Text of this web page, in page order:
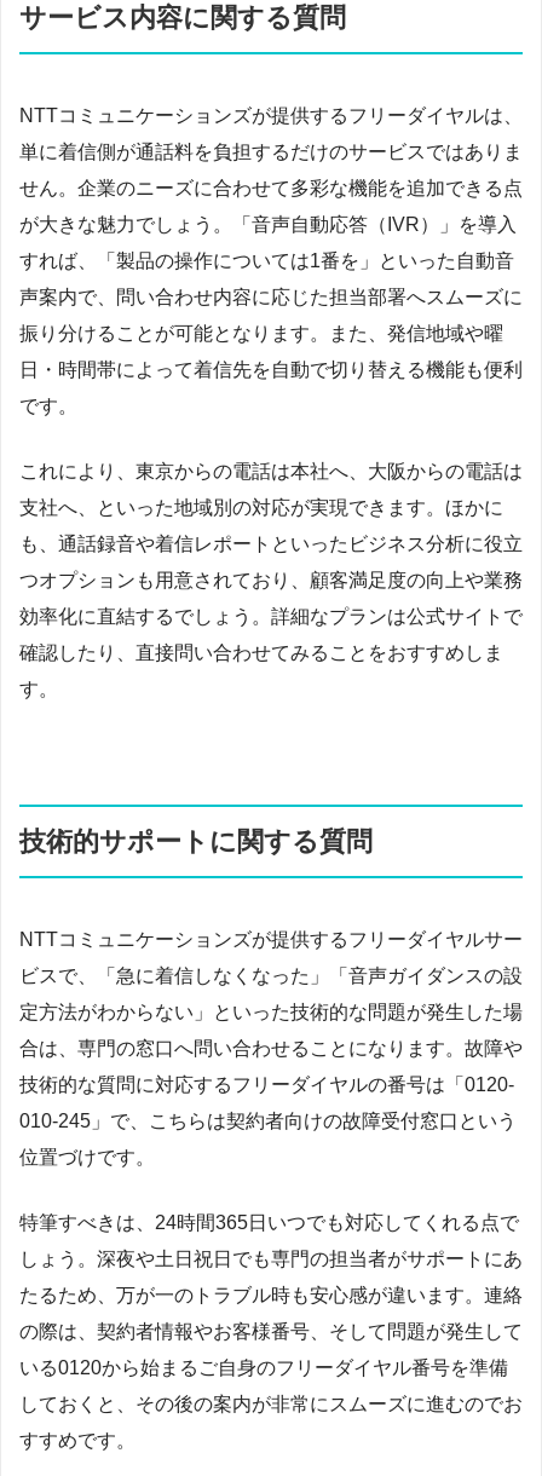
サービス内容に関する質問
NTTコミュニケーションズが提供するフリーダイヤルは、
単に着信側が通話料を負担するだけのサービスではありま
せん。企業のニーズに合わせて多彩な機能を追加できる点
が大きな魅力でしょう。「音声自動応答（IVR）」を導入
すれば、「製品の操作については1番を」といった自動音
声案内で、問い合わせ内容に応じた担当部署へスムーズに
振り分けることが可能となります。また、発信地域や曜
日・時間帯によって着信先を自動で切り替える機能も便利
です。
これにより、東京からの電話は本社へ、大阪からの電話は
支社へ、といった地域別の対応が実現できます。ほかに
も、通話録音や着信レポートといったビジネス分析に役立
つオプションも用意されており、顧客満足度の向上や業務
効率化に直結するでしょう。詳細なプランは公式サイトで
確認したり、直接問い合わせてみることをおすすめしま
す。
技術的サポートに関する質問
NTTコミュニケーションズが提供するフリーダイヤルサー
ビスで、「急に着信しなくなった」「音声ガイダンスの設
定方法がわからない」といった技術的な問題が発生した場
合は、専門の窓口へ問い合わせることになります。故障や
技術的な質問に対応するフリーダイヤルの番号は「0120-
010-245」で、こちらは契約者向けの故障受付窓口という
位置づけです。
特筆すべきは、24時間365日いつでも対応してくれる点で
しょう。深夜や土日祝日でも専門の担当者がサポートにあ
たるため、万が一のトラブル時も安心感が違います。連絡
の際は、契約者情報やお客様番号、そして問題が発生して
いる0120から始まるご自身のフリーダイヤル番号を準備
しておくと、その後の案内が非常にスムーズに進むのでお
すすめです。